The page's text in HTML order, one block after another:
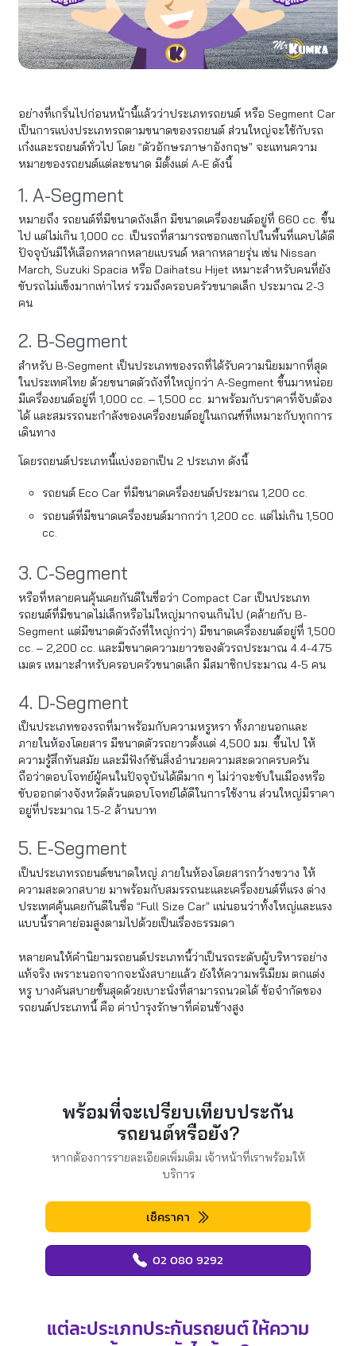
อย่างที่เกริ่นไปก่อนหน้านี้แล้วว่าประเภทรถยนต์ หรือ Segment Car
เป็นการแบ่งประเภทรถตามขนาดของรถยนต์ ส่วนใหญ่จะใช้กับรถ
เก๋งและรถยนต์ทั่วไป โดย “ตัวอักษรภาษาอังกฤษ” จะแทนความ
หมายของรถยนต์แต่ละขนาด มีตั้งแต่ A-E ดังนี้
1. A-Segment
หมายถึง รถยนต์ที่มีขนาดถังเล็ก มีขนาดเครื่องยนต์อยู่ที่ 660 cc. ขึ้น
ไป แต่ไม่เกิน 1,000 cc. เป็นรถที่สามารถซอกแซกไปในพื้นที่แคบได้ดี
ปัจจุบันมีให้เลือกหลากหลายแบรนด์ หลากหลายรุ่น เช่น Nissan
March, Suzuki Spacia หรือ Daihatsu Hijet เหมาะสำหรับคนที่ยัง
ขับรถไม่แข็งมากเท่าไหร่ รวมถึงครอบครัวขนาดเล็ก ประมาณ 2-3
คน
2. B-Segment
สำหรับ B-Segment เป็นประเภทของรถที่ได้รับความนิยมมากที่สุด
ในประเทศไทย ด้วยขนาดตัวถังที่ใหญ่กว่า A-Segment ขึ้นมาหน่อย
มีเครื่องยนต์อยู่ที่ 1,000 cc. – 1,500 cc. มาพร้อมกับราคาที่จับต้อง
ได้ และสมรรถนะกำลังของเครื่องยนต์อยู่ในเกณฑ์ที่เหมาะกับทุกการ
เดินทาง
โดยรถยนต์ประเภทนี้แบ่งออกเป็น 2 ประเภท ดังนี้
รถยนต์ Eco Car ที่มีขนาดเครื่องยนต์ประมาณ 1,200 cc.
รถยนต์ที่มีขนาดเครื่องยนต์มากกว่า 1,200 cc. แต่ไม่เกิน 1,500
cc.
3. C-Segment
หรือที่หลายคนคุ้นเคยกันดีในชื่อว่า Compact Car เป็นประเภท
รถยนต์ที่มีขนาดไม่เล็กหรือไม่ใหญ่มากจนเกินไป (คล้ายกับ B-
Segment แต่มีขนาดตัวถังที่ใหญ่กว่า) มีขนาดเครื่องยนต์อยู่ที่ 1,500
cc. – 2,200 cc. และมีขนาดความยาวของตัวรถประมาณ 4.4-4.75
เมตร เหมาะสำหรับครอบครัวขนาดเล็ก มีสมาชิกประมาณ 4-5 คน
4. D-Segment
เป็นประเภทของรถที่มาพร้อมกับความหรูหรา ทั้งภายนอกและ
ภายในห้องโดยสาร มีขนาดตัวรถยาวตั้งแต่ 4,500 มม. ขึ้นไป ให้
ความรู้สึกทันสมัย และมีฟังก์ชันสิ่งอำนวยความสะดวกครบครัน
ถือว่าตอบโจทย์ผู้คนในปัจจุบันได้ดีมาก ๆ ไม่ว่าจะขับในเมืองหรือ
ขับออกต่างจังหวัดล้วนตอบโจทย์ได้ดีในการใช้งาน ส่วนใหญ่มีราคา
อยู่ที่ประมาณ 1.5-2 ล้านบาท
5. E-Segment
เป็นประเภทรถยนต์ขนาดใหญ่ ภายในห้องโดยสารกว้างขวาง ให้
ความสะดวกสบาย มาพร้อมกับสมรรถนะและเครื่องยนต์ที่แรง ต่าง
ประเทศคุ้นเคยกันดีในชื่อ “Full Size Car” แน่นอนว่าทั้งใหญ่และแรง
แบบนี้ราคาย่อมสูงตามไปด้วยเป็นเรื่องธรรมดา
หลายคนให้คำนิยามรถยนต์ประเภทนี้ว่าเป็นรถระดับผู้บริหารอย่าง
แท้จริง เพราะนอกจากจะนั่งสบายแล้ว ยังให้ความพรีเมียม ตกแต่ง
หรู บางคันสบายขั้นสุดด้วยเบาะนั่งที่สามารถนวดได้ ข้อจำกัดของ
รถยนต์ประเภทนี้ คือ ค่าบำรุงรักษาที่ค่อนข้างสูง
พร้อมที่จะเปรียบเทียบประกัน
รถยนต์หรือยัง?
หากต้องการรายละเอียดเพิ่มเติม เจ้าหน้าที่เราพร้อมให้
บริการ
เช็คราคา
02 080 9292
แต่ละประเภทประกันรถยนต์ ให้ความ